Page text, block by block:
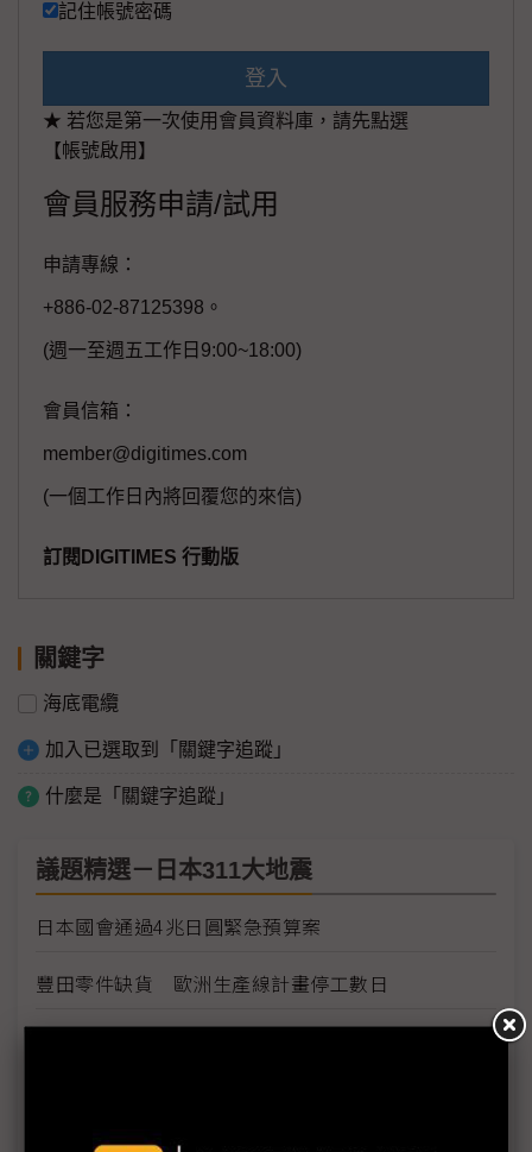
記住帳號密碼
登入
★ 若您是第一次使用會員資料庫，請先點選
【帳號啟用】
會員服務申請/試用
申請專線：
+886-02-87125398。
(週一至週五工作日9:00~18:00)
會員信箱：
member@digitimes.com
(一個工作日內將回覆您的來信)
訂閱DIGITIMES 行動版
關鍵字
海底電纜
加入已選取到「關鍵字追蹤」
什麼是「關鍵字追蹤」
議題精選－日本311大地震
日本國會通過4兆日圓緊急預算案
豐田零件缺貨 歐洲生產線計畫停工數日